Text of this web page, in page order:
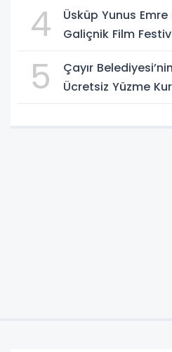
4
Üsküp Yunus
Galiçnik Film
5
Çayır
Ücretsiz Yüzme